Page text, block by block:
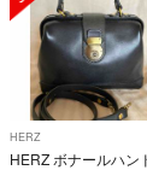
HERZ